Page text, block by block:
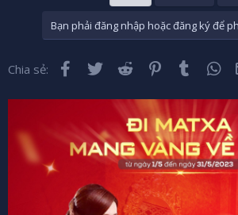
Bạn phải đăng nhập hoặc đăng ký để
Chia sẻ: Facebook
Twitter Reddit Pinterest
Tumblr